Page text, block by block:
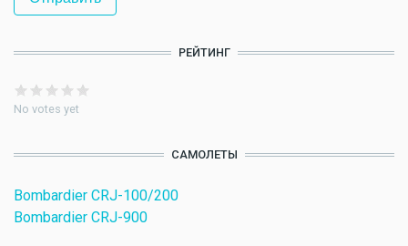
РЕЙТИНГ
No votes yet
САМОЛЕТЫ
Bombardier CRJ-100/200
Bombardier CRJ-900